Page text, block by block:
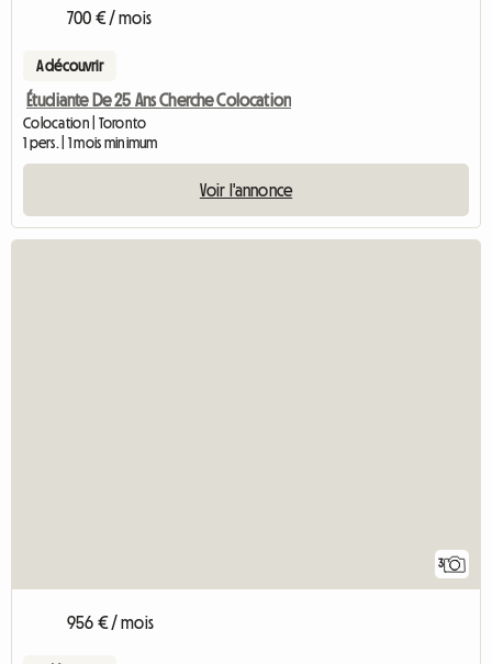
700 € / mois
A découvrir
Étudiante De 25 Ans Cherche Colocation
Colocation | Toronto
1 pers. | 1 mois minimum
Voir l'annonce
3
956 € / mois